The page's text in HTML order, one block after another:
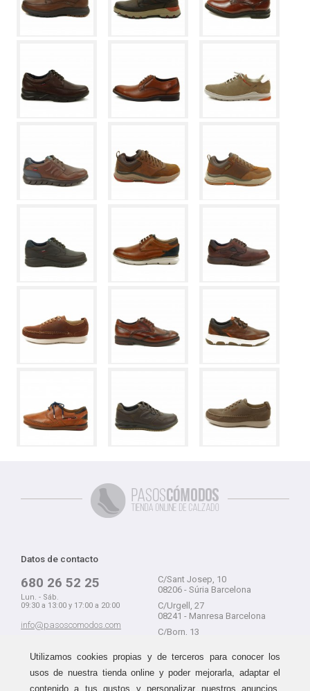
Datos de contacto
680 26 52 25
Lun. - Sáb.
09:30 a 13:00 y 17:00 a 20:00
info@pasoscomodos.com
C/Sant Josep, 10
08206 - Súria Barcelona
C/Urgell, 27
08241 - Manresa Barcelona
C/Born, 13
Utilizamos cookies propias y de terceros para conocer los
usos de nuestra tienda online y poder mejorarla, adaptar el
contenido a tus gustos y personalizar nuestros anuncios,